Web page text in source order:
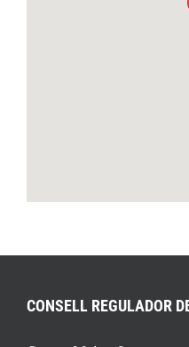
CONSELL REGULADOR